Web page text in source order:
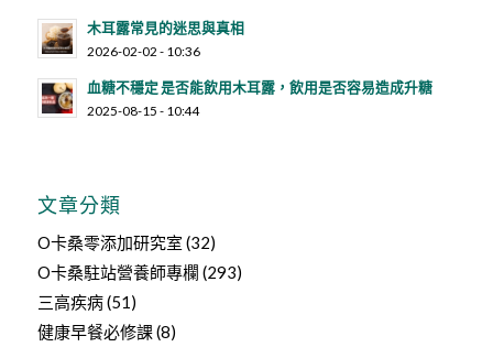
木耳露常見的迷思與真相
2026-02-02 - 10:36
血糖不穩定 是否能飲用木耳露，飲用是否容易造成升糖
2025-08-15 - 10:44
文章分類
O卡桑零添加研究室 (32)
O卡桑駐站營養師專欄 (293)
三高疾病(51)
健康早餐必修課(8)